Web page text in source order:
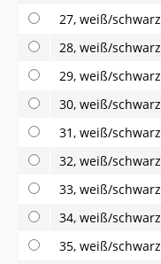
27, weiß/schwarz
28, weiß/schwarz
29, weiß/schwarz
30, weiß/schwarz
31, weiß/schwarz
32, weiß/schwarz
33, weiß/schwarz
34, weiß/schwarz
35, weiß/schwarz